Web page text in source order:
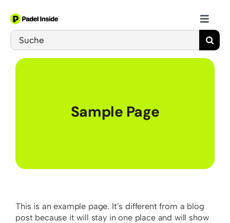
content
Toggle
Schläger
Search
for:
Sample Page
This is an example page. It’s different from a blog
post because it will stay in one place and will show